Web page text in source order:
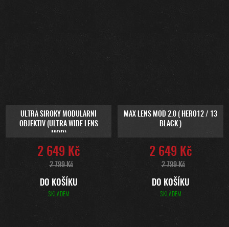
ULTRA ŠIROKÝ MODULÁRNÍ
OBJEKTIV (ULTRA WIDE LENS
MOD)
2 649 Kč
2 799 Kč
DO KOŠÍKU
SKLADEM
MAX LENS MOD 2.0 ( HERO12 / 13
BLACK )
2 649 Kč
2 799 Kč
DO KOŠÍKU
SKLADEM